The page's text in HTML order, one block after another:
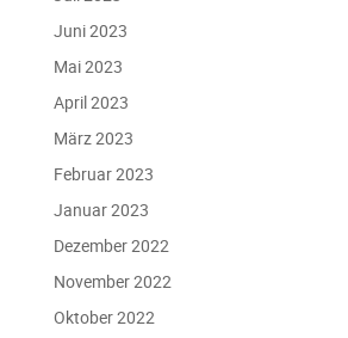
Juni 2023
Mai 2023
April 2023
März 2023
Februar 2023
Januar 2023
Dezember 2022
November 2022
Oktober 2022